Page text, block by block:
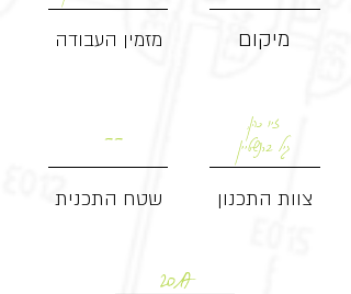
מזמין העבודה מיקום
זיו כהן,
גיל ברנשטיין
--
צוות התכנון שטח התכנית
2017